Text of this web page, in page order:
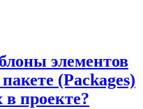
элементов
(Packages)
в проекте?